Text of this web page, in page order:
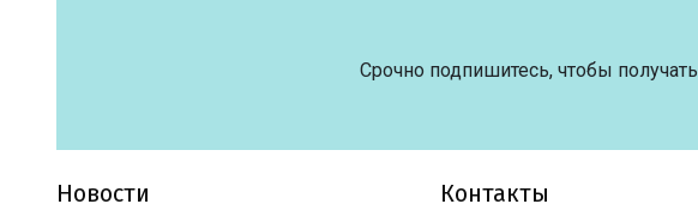
Срочно подпишитесь, чтобы получать
Новости Контакты